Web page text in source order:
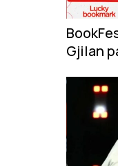
Gjilan